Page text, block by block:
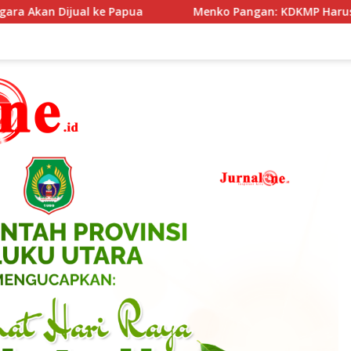
Menko Pangan: KDKMP Harus Jadi Motor Ekonomi